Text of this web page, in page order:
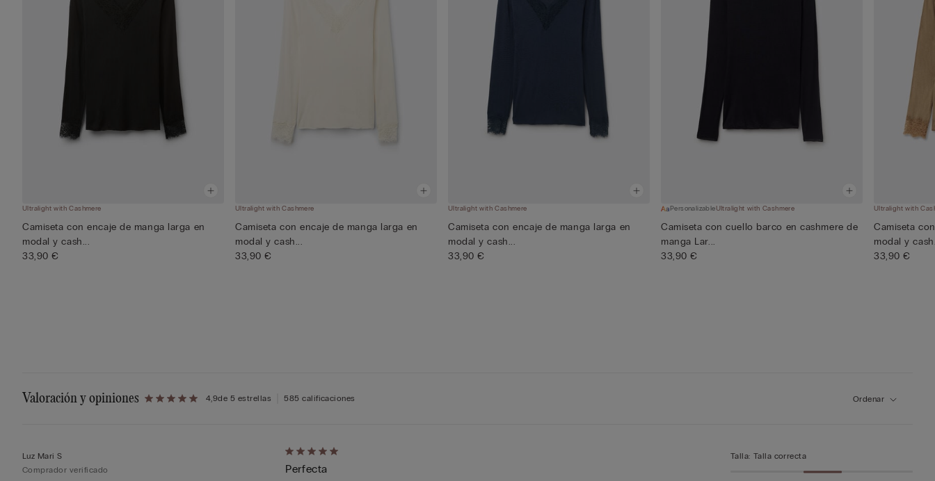
Ultralight with Cashmere
Camiseta con encaje de manga larga en
modal y cash...
33,90 €
Ultralight with Cashmere
Camiseta con encaje de manga larga en
modal y cash...
33,90 €
Ultralight with Cashmere
Camiseta con encaje de manga larga en
modal y cash...
33,90 €
PersonalizableUltralight with Cashmere
Camiseta con cuello barco en cashmere de
manga Lar...
33,90 €
Ultralight with
Camiseta
modal y
33,90 €
Valoración y opiniones 4,9de 5 estrellas 585 calificaciones Ordenar
Luz Mari S
Comprador verificado
Calificación
de
Perfecta
Talla: Talla correcta